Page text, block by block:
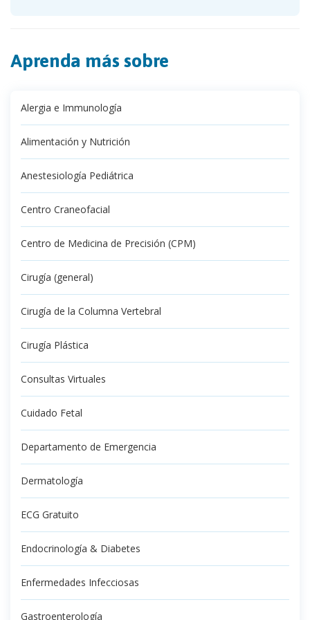
Aprenda más sobre
Alergia e Immunología
Alimentación y Nutrición
Anestesiología Pediátrica
Centro Craneofacial
Centro de Medicina de Precisión (CPM)
Cirugía (general)
Cirugía de la Columna Vertebral
Cirugía Plástica
Consultas Virtuales
Cuidado Fetal
Departamento de Emergencia
Dermatología
ECG Gratuito
Endocrinología & Diabetes
Enfermedades Infecciosas
Gastroenterología